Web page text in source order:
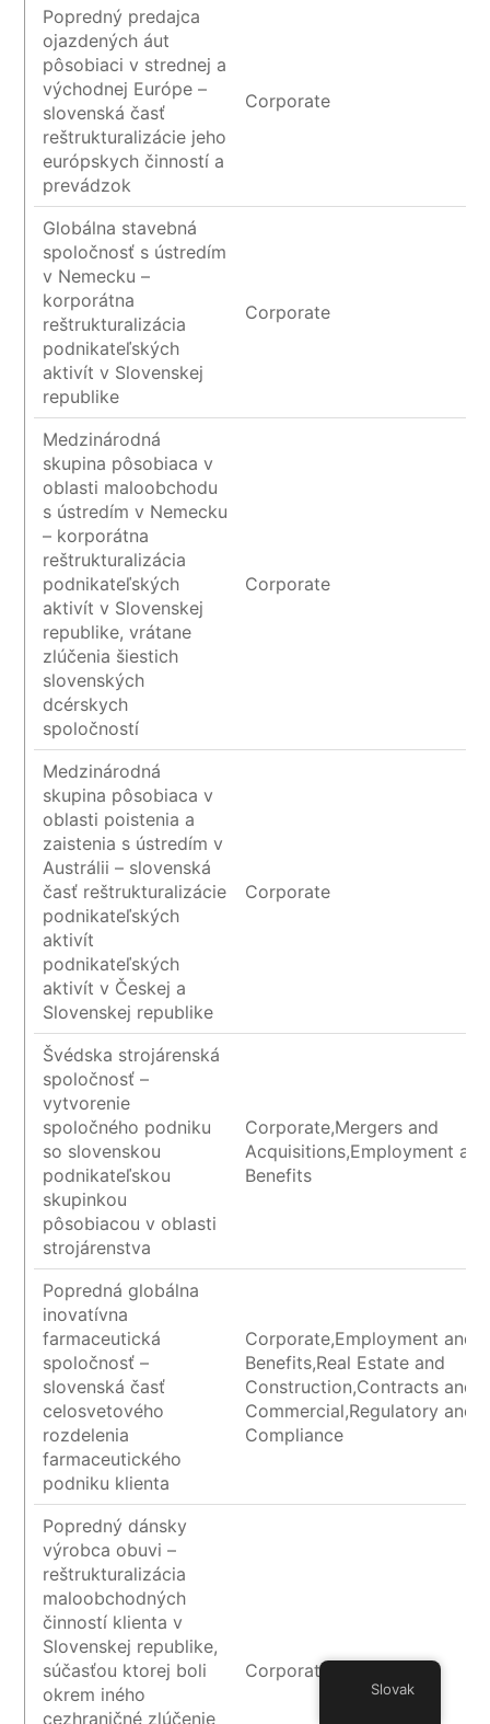
Popredný predajca
ojazdených áut
pôsobiaci v strednej a
východnej Európe –
slovenská časť
reštrukturalizácie jeho
európskych činností a
prevádzok
Corporate
Globálna stavebná
spoločnosť s ústredím
v Nemecku –
korporátna
reštrukturalizácia
podnikateľských
aktivít v Slovenskej
republike
Corporate
Medzinárodná
skupina pôsobiaca v
oblasti maloobchodu
s ústredím v Nemecku
– korporátna
reštrukturalizácia
podnikateľských
aktivít v Slovenskej
republike, vrátane
zlúčenia šiestich
slovenských
dcérskych
spoločností
Corporate
Medzinárodná
skupina pôsobiaca v
oblasti poistenia a
zaistenia s ústredím v
Austrálii – slovenská
časť reštrukturalizácie
podnikateľských
aktivít
podnikateľských
aktivít v Českej a
Slovenskej republike
Corporate
Švédska strojárenská
spoločnosť –
vytvorenie
spoločného podniku
so slovenskou
podnikateľskou
skupinkou
pôsobiacou v oblasti
strojárenstva
Corporate,Mergers and
Acquisitions,Employment and
Benefits
Popredná globálna
inovatívna
farmaceutická
spoločnosť –
slovenská časť
celosvetového
rozdelenia
farmaceutického
podniku klienta
Corporate,Employment and
Benefits,Real Estate and
Construction,Contracts and
Commercial,Regulatory and
Compliance
Popredný dánsky
výrobca obuvi –
reštrukturalizácia
maloobchodných
činností klienta v
Slovenskej republike,
súčasťou ktorej boli
okrem iného
cezhraničné zlúčenie
Corporate
Slovak